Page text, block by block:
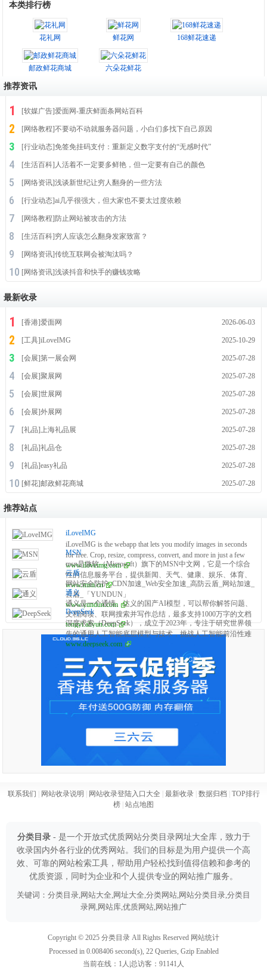
本类排行榜
花礼网 鲜花网 168鲜花速递
邮政鲜花商城 六朵花鲜花
推荐资讯
[软媒广告]爱面网-重庆鲜面条网站百科
[网络教程]不要动不动就服务器问题，小白们多找下自己原因
[行业动态]免签免挂码支付：重新定义数字支付的“无感时代”
[生活百科] 人活着不一定要多鲜艳，但一定要有自己的颜色
[网络资讯]浅谈新世纪让穷人翻身的一些方法
[行业动态]ai几乎很强大，但大家也不要太过度依赖
[网络教程]防止网站被攻击的方法
[生活百科]穷人应该怎么翻身发家致富？
[网络资讯]传统互联网会被淘汰吗？
[网络资讯]浅谈抖音和快手的赚钱攻略
最新收录
[香港]爱面网 2026-06-03
[工具]iLoveIMG 2025-10-29
[会展]第一展会网 2025-07-28
[会展]聚展网 2025-07-28
[会展]世展网 2025-07-28
[会展]外展网 2025-07-28
[礼品] 上海礼品展 2025-07-28
[礼品]礼品仓 2025-07-28
[礼品]easy礼品 2025-07-28
[鲜花]邮政鲜花商城 2025-07-28
推荐站点
iLoveIMG
iLoveIMG is the webapp that lets you modify images in seconds
for free. Crop, resize, compress, convert, and more in just a few
clicks!
www.iloveimg.com
MSN
msn是微软（Microsoft）旗下的MSN中文网，它是一个综合
性的信息服务平台，提供新闻、天气、健康、娱乐、体育、
财经、科技等多方面的资讯。该网站以中文为主要语言，面
向中国及全球华语用户，内容涵盖国内外重要新闻事件、实
时天气信息、健康生活建议、娱乐八卦、体育赛事报道、财
经市场动态等。
www.msn.cn
云盾
网站安全防护_CDN加速_Web安全加速_高防云盾_网站加速_
云盾_「YUNDUN」
www.yundun.com
通义
通义是一个通情、达义的国产AI模型，可以帮你解答问题、
文档阅读、联网搜索并写作总结，最多支持1000万字的文档
速读。通义tongyi.ai_你的全能AI助手
tongyi.aliyun.com
DeepSeek
深度求索（DeepSeek），成立于2023年，专注于研究世界领
先的通用人工智能底层模型与技术，挑战人工智能前沿性难
题。基于自研训练框架、自建智算集群和万卡算力等资源，
深度求索团队仅用半年时间便已发布并开源多个百亿级参数
大模型
www.deepseek.com
联系我们 | 网站收录说明 | 网站收录登陆入口大全 | 最新收录| 数据归档 | TOP排行
榜 | 站点地图
分类目录- 是一个开放式优质网站分类目录网址大全库，致力于
收录国内外各行业的优秀网站。我们的目标是为用户提供一个高
效、可靠的网站检索工具，帮助用户轻松找到值得信赖和参考的
优质资源，同时为企业和个人提供专业的网站推广服务。
关键词：分类目录,网站大全,网址大全,分类网站,网站分类目录,分类目
录网,网站库,优质网站,网站推广
Copyright © 2025 分类目录 All Rights Reserved 网站统计
Processed in 0.008406 second(s), 22 Queries, Gzip Enabled
当前在线： 1 人|总访客： 91141 人